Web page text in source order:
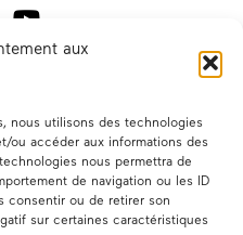
aux
nous utilisons des technologies
ou accéder aux informations des
nous permettra de
de navigation ou les ID
consentir ou de retirer son
sur certaines caractéristiques